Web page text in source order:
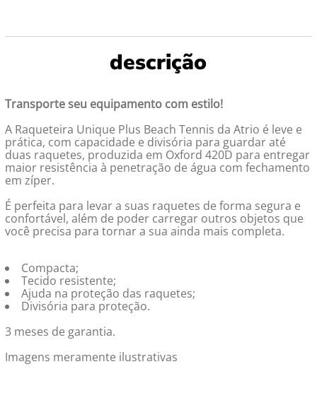
Transporte seu equipamento com estilo!
A Raqueteira Unique Plus Beach Tennis da Atrio é leve e
prática, com capacidade e divisória para guardar até
duas raquetes, produzida em Oxford 420D para entregar
maior resistência à penetração de água com fechamento
em zíper.
É perfeita para levar a suas raquetes de forma segura e
confortável, além de poder carregar outros objetos que
você precisa para tornar a sua ainda mais completa.
Compacta;
Tecido resistente;
Ajuda na proteção das raquetes;
Divisória para proteção.
3 meses de garantia.
Imagens meramente ilustrativas